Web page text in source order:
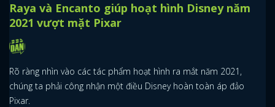
Raya và Encanto giúp hoạt hình Disney năm
2021 vượt mặt Pixar
Rõ ràng nhìn vào các tác phẩm hoạt hình ra mắt năm 2021,
chúng ta phải công nhận một điều Disney hoàn toàn áp đảo
Pixar.